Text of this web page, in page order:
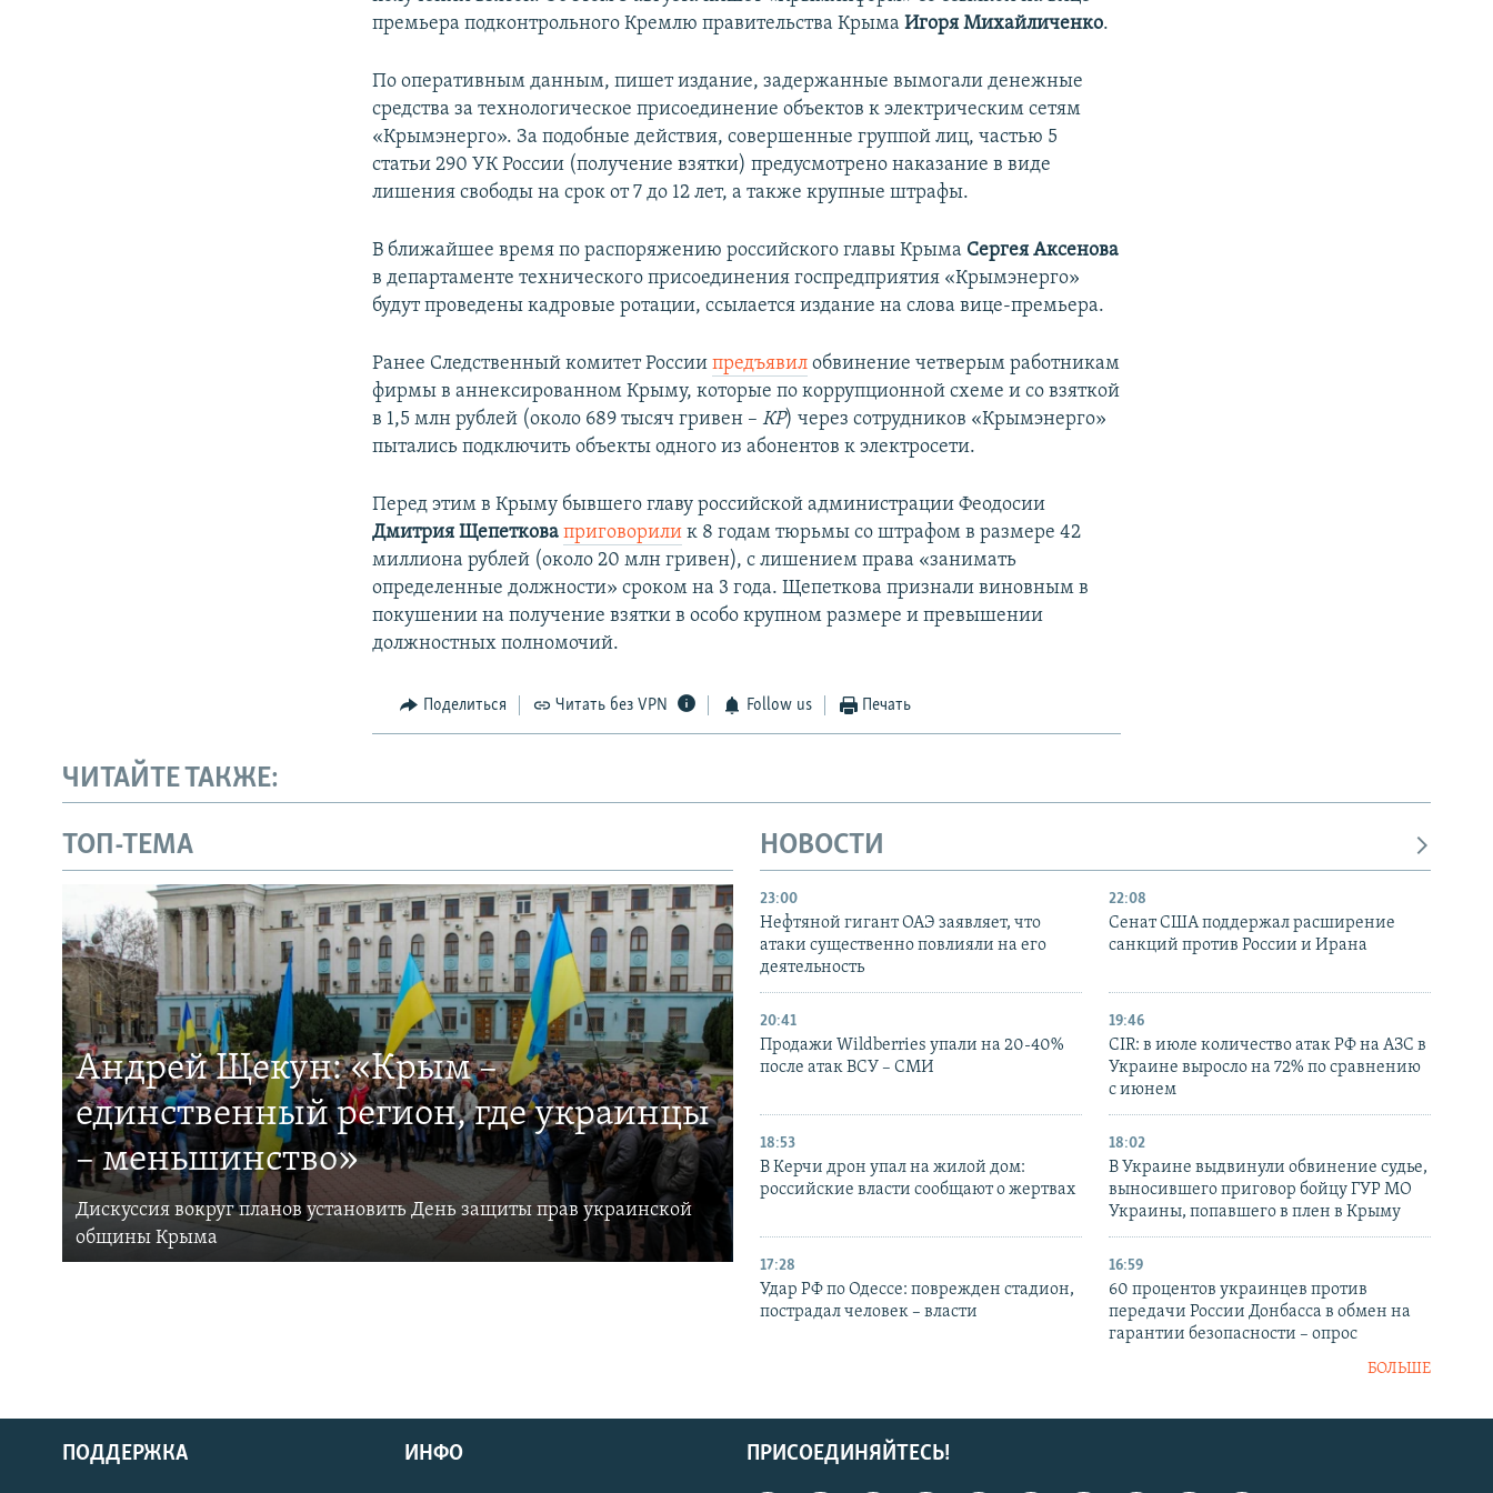
премьера подконтрольного Кремлю правительства КрымаИгоря Михайличенко.
По оперативным данным, пишет издание, задержанные вымогали денежные
средства за технологическое присоединение объектов к электрическим сетям
«Крымэнерго». За подобные действия, совершенные группой лиц, частью 5
статьи 290 УК России (получение взятки) предусмотрено наказание в виде
лишения свободы на срок от 7 до 12 лет, а также крупные штрафы.
В ближайшее время по распоряжению российского главы Крыма Сергея Аксенова
в департаменте технического присоединения госпредприятия «Крымэнерго»
будут проведены кадровые ротации, ссылается издание на слова вице-премьера.
Ранее Следственный комитет Россиипредъявил обвинение четверым работникам
фирмы в аннексированном Крыму, которые по коррупционной схеме и со взяткой
в 1,5 млн рублей (около 689 тысяч гривен –КР) через сотрудников «Крымэнерго»
пытались подключить объекты одного из абонентов к электросети.
Перед этим в Крыму бывшего главу российской администрации Феодосии
Дмитрия Щепеткова приговорили к 8 годам тюрьмы со штрафом в размере 42
миллиона рублей (около 20 млн гривен), с лишением права «занимать
определенные должности» сроком на 3 года. Щепеткова признали виновным в
покушении на получение взятки в особо крупном размере и превышении
должностных полномочий.
Поделиться Читать без VPN Follow us Печать
ЧИТАЙТЕ ТАКЖЕ:
ТОП-ТЕМА
Андрей Щекун: «Крым –
единственный регион, где украинцы
– меньшинство»
Дискуссия вокруг планов установить День защиты прав украинской
общины Крыма
НОВОСТИ
23:00
Нефтяной гигант ОАЭ заявляет, что
атаки существенно повлияли на его
деятельность
22:08
Сенат США поддержал расширение
санкций против России и Ирана
20:41
Продажи Wildberries упали на 20-40%
после атак ВСУ – СМИ
19:46
CIR: в июле количество атак РФ на АЗС в
Украине выросло на 72% по сравнению
с июнем
18:53
В Керчи дрон упал на жилой дом:
российские власти сообщают о жертвах
18:02
В Украине выдвинули обвинение судье,
выносившего приговор бойцу ГУР МО
Украины, попавшего в плен в Крыму
17:28
Удар РФ по Одессе: поврежден стадион,
пострадал человек – власти
16:59
60 процентов украинцев против
передачи России Донбасса в обмен на
гарантии безопасности – опрос
БОЛЬШЕ
ПРИСОЕДИНЯЙТЕСЬ!
ПОДДЕРЖКА ИНФО